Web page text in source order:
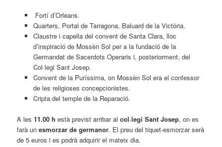
Fortí d’Orleans.
Quarters, Portal de Tarragona, Baluard de la Victòria.
Claustre i capella del convent de Santa Clara, lloc
d’inspiració de Mossèn Sol per a la fundació de la
Germandat de Sacerdots Operaris i, posteriorment, del
Col·legi Sant Josep.
Convent de la Puríssima, on Mossèn Sol era el confessor
de les religioses concepcionistes.
Cripta del temple de la Reparació.
A les11.00 h està previst arribar alcol·legi Sant Josep, on es
farà unesmorzar de germanor. El preu del tiquet-esmorzar serà
de 5 euros i es podrà adquirir el mateix dia.